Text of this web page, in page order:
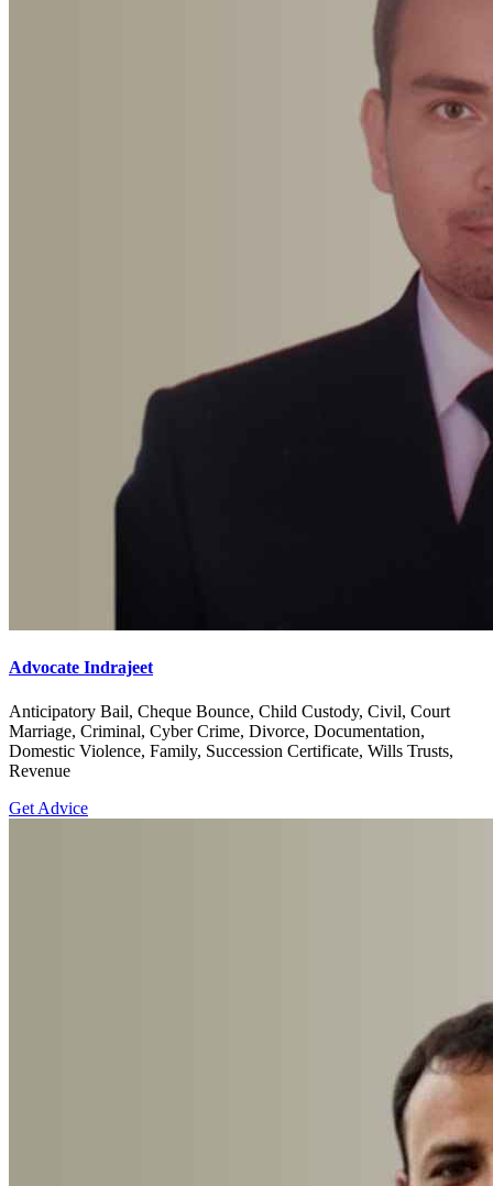
Advocate Indrajeet
Anticipatory Bail, Cheque Bounce, Child Custody, Civil, Court
Marriage, Criminal, Cyber Crime, Divorce, Documentation,
Domestic Violence, Family, Succession Certificate, Wills Trusts,
Revenue
Get Advice